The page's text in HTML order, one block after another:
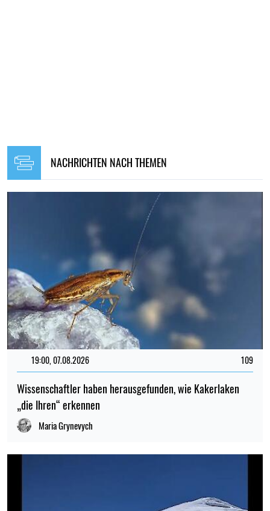
NACHRICHTEN NACH THEMEN
19:00, 07.08.2026 109
Wissenschaftler haben herausgefunden, wie Kakerlaken
„die Ihren“ erkennen
Maria Grynevych